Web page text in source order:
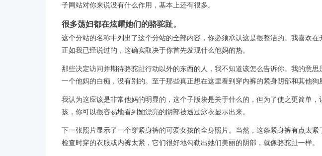
子网站对你来说没有什么作用，基本上还有很多。
很多荡妇都在炫耀她们的骆驼趾。
这个分站的名称中列出了这个分站的全部内容，你必须承认这是很整洁的。我喜欢
正如我已经说过的，这确实取决于你首先发现什么他妈的热。
那些决定访问并期待骆驼趾行动以外的东西的人，我不知道该怎么告诉你。我的意
一个他妈的白痴，没有别的。至于那些真正想在这里看到穿内裤的紧身阴部和其他狗
我认为这应该是非常他妈的明显的，这个子版块是关于什么的，但为了使之更简单
孩，你可以很容易地看到她漂亮的阴部被透过泳衣显示出来。
下一张照片显示了一个穿紧身裤的可爱女孩的全身照片。当然，这条紧身裤有点太
检查时穿的衣服或内裤太紧，它们很好地勾勒出她们美丽的阴部，就像骆驼趾一样。